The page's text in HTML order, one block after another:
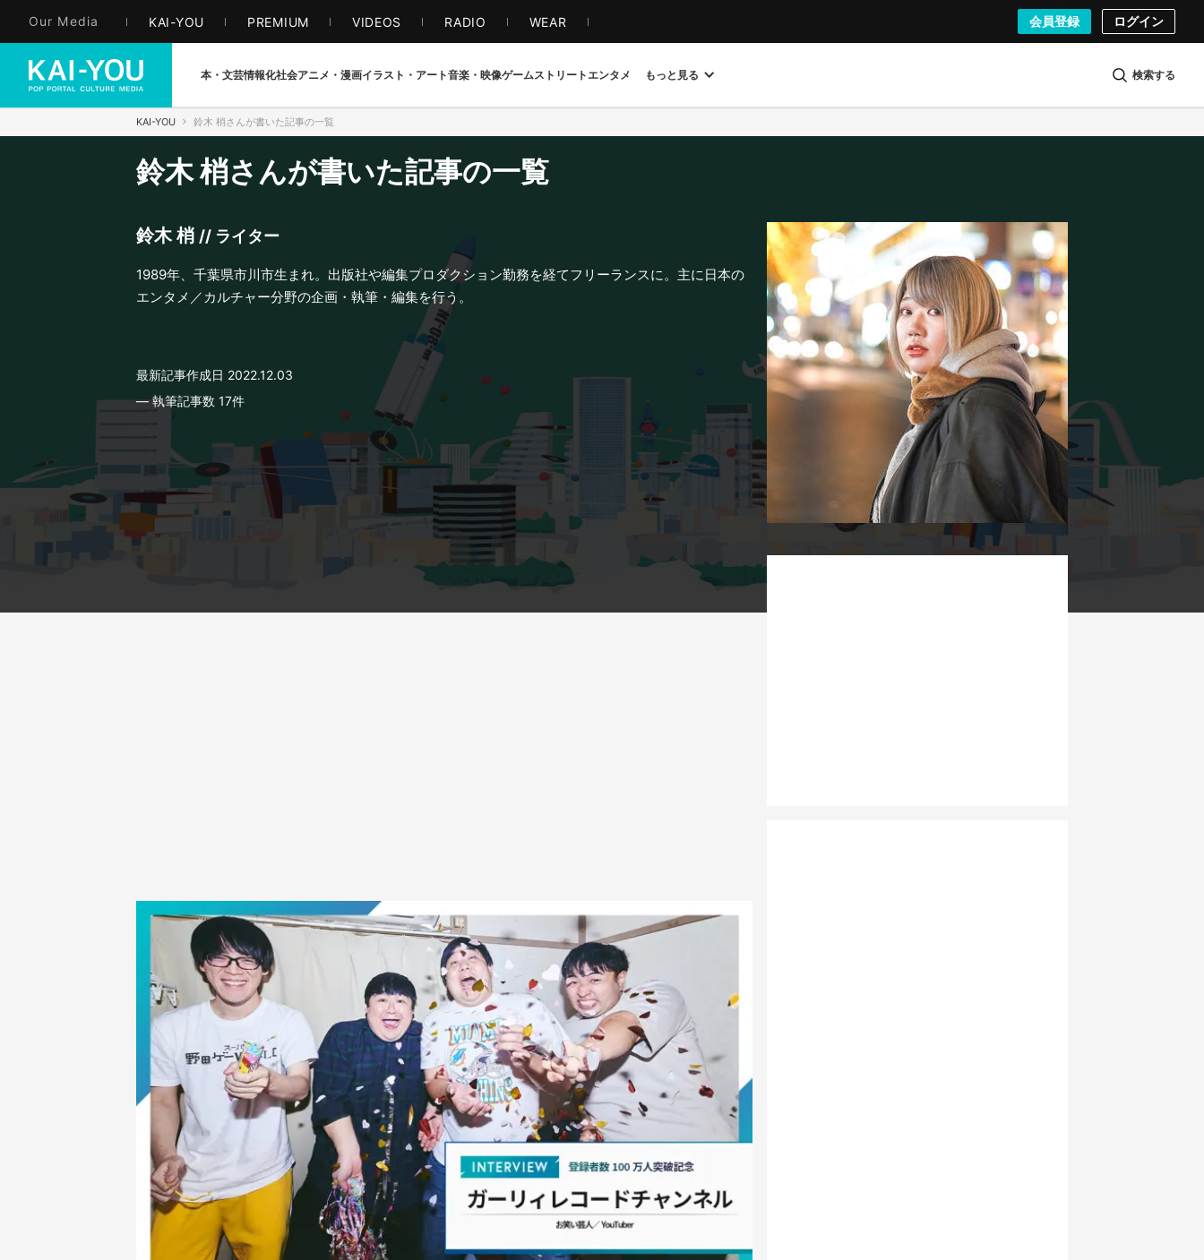
Our Media KAI-YOU PREMIUM VIDEOS RADIO WEAR 会員登録 ログイン
本・文芸情報化社会アニメ・漫画イラスト・アート音楽・映像ゲームストリート エンタメ もっと見る 検索する
KAI-YOU 鈴木 梢さんが書いた記事の一覧
鈴木 梢さんが書いた記事の一覧
鈴木 梢 // ライター
1989年、千葉県市川市生まれ。出版社や編集プロダクション勤務を経てフリーランスに。主に日本の
エンタメ／カルチャー分野の企画・執筆・編集を行う。
最新記事作成日 2022.12.03
― 執筆記事数 17件